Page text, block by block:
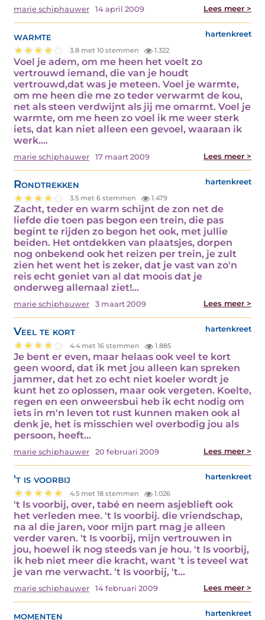
marie schiphauwer 14 april 2009 Lees meer >
warmte hartenkreet
3.8 met 10 stemmen 1.322
Voel je adem, om me heen het voelt zo
vertrouwd iemand, die van je houdt
vertrouwd,dat was je meteen. Voel je warmte,
om me heen die me zo teder verwarmt de kou,
net als steen verdwijnt als jij me omarmt. Voel je
warmte, om me heen zo voel ik me weer sterk
iets, dat kan niet alleen een gevoel, waaraan ik
werk.…
marie schiphauwer 17 maart 2009 Lees meer >
Rondtrekken hartenkreet
3.5 met 6 stemmen 1.479
Zacht, teder en warm schijnt de zon net de
liefde die toen pas begon een trein, die pas
begint te rijden zo begon het ook, met jullie
beiden. Het ontdekken van plaatsjes, dorpen
nog onbekend ook het reizen per trein, je zult
zien het went het is zeker, dat je vast van zo'n
reis echt geniet van al dat moois dat je
onderweg allemaal ziet!…
marie schiphauwer 3 maart 2009 Lees meer >
Veel te kort hartenkreet
4.4 met 16 stemmen 1.885
Je bent er even, maar helaas ook veel te kort
geen woord, dat ik met jou alleen kan spreken
jammer, dat het zo echt niet koeler wordt je
kunt het zo oplossen, maar ook vergeten. Koelte,
regen en een onweersbui heb ik echt nodig om
iets in m'n leven tot rust kunnen maken ook al
denk je, het is misschien wel overbodig jou als
persoon, heeft…
marie schiphauwer 20 februari 2009 Lees meer >
't is voorbij hartenkreet
4.5 met 18 stemmen 1.026
't Is voorbij, over, tabé en neem asjeblieft ook
het verleden mee. 't Is voorbij. die vriendschap,
na al die jaren, voor mijn part mag je alleen
verder varen. 't Is voorbij, mijn vertrouwen in
jou, hoewel ik nog steeds van je hou. 't Is voorbij,
ik heb niet meer die kracht, want 't is teveel wat
je van me verwacht. 't Is voorbij, 't…
marie schiphauwer 14 februari 2009 Lees meer >
momenten hartenkreet